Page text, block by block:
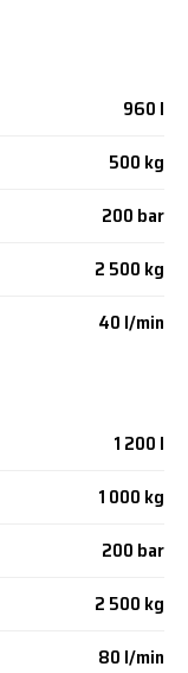
960 l
500 kg
200 bar
2 500 kg
40 l/min
1 200 l
1 000 kg
200 bar
2 500 kg
80 l/min